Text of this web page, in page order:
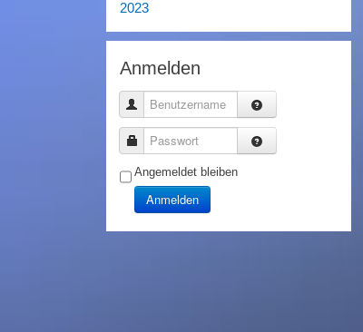
2023
Anmelden
Benutzername
Passwort
Angemeldet bleiben
Anmelden